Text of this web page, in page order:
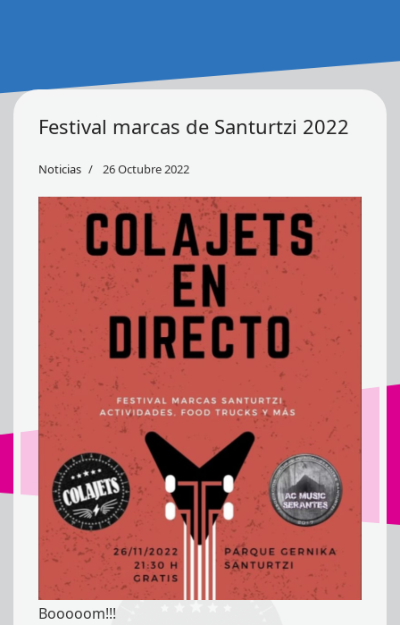
Festival marcas de Santurtzi 2022
Noticias 26 Octubre 2022
Booooom!!!